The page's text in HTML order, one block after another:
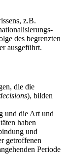
z.B.
des begrenzten
ausgeführt.
die die
), bilden
und die Art und
haben
und
getroffenen
Periode